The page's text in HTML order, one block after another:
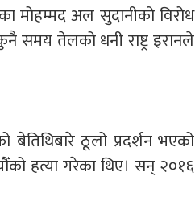
मोहम्मद अल सुदानीको विरोध
समय तेलको धनी राष्ट्र इरानले
बेतिथिबारे ठूलो प्रदर्शन भएको
हत्या गरेका थिए। सन् २०१६